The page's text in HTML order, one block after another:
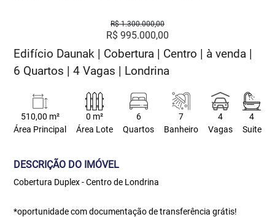
R$ 1.300.000,00
R$ 995.000,00
Edifício Daunak | Cobertura | Centro | à venda |
6 Quartos | 4 Vagas | Londrina
510,00 m²
Área Principal
0 m²
Área Lote
6
Quartos
7
Banheiro
4
Vagas
4
Suite
DESCRIÇÃO DO IMÓVEL
Cobertura Duplex - Centro de Londrina
*oportunidade com documentação de transferência grátis!